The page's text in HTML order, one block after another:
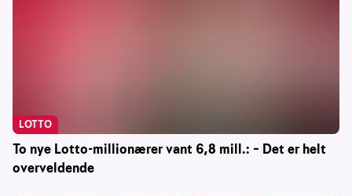
To nye Lotto-millionærer vant 6,8 mill.: – Det er helt
overveldende
LOTTO